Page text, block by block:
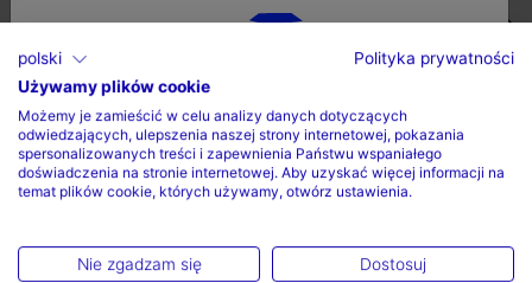
Valoraciones (1)
Wybierz kraj oraz język
Kraj
Polska
Język
polski
Polityka prywatności
Używamy plików cookie
Możemy je zamieścić w celu analizy danych dotyczących
odwiedzających, ulepszenia naszej strony internetowej, pokazania
spersonalizowanych treści i zapewnienia Państwu wspaniałego
doświadczenia na stronie internetowej. Aby uzyskać więcej informacji na
temat plików cookie, których używamy, otwórz ustawienia.
Nie zgadzam się Dostosuj